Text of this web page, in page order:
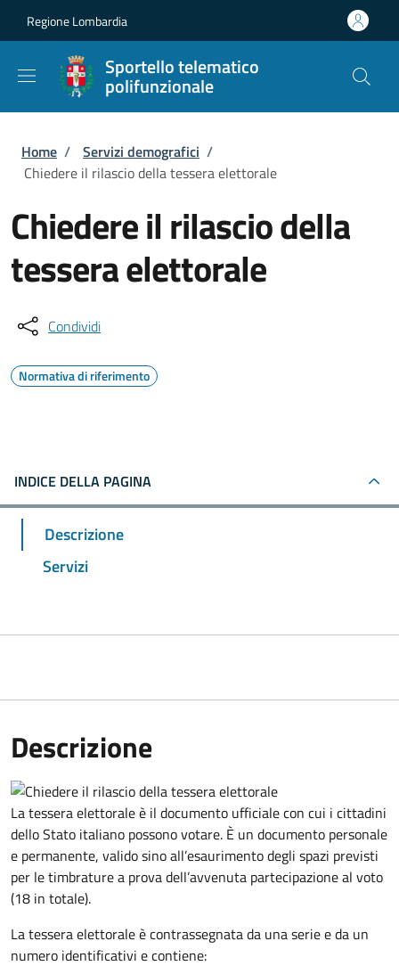
Regione Lombardia
Sportello telematico
polifunzionale
Briciole di pane
Home / Servizi demografici /
Chiedere il rilascio della tessera elettorale
Chiedere il rilascio della
tessera elettorale
Condividi
Normativa di riferimento
INDICE DELLA PAGINA
Descrizione
Servizi
Descrizione
La tessera elettorale è il documento ufficiale con cui i cittadini
dello Stato italiano possono votare. È un documento personale
e permanente, valido sino all’esaurimento degli spazi previsti
per le timbrature a prova dell’avvenuta partecipazione al voto
(18 in totale).
La tessera elettorale è contrassegnata da una serie e da un
numero identificativi e contiene: